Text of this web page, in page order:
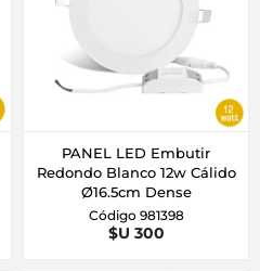
PANEL LED Embutir
Redondo Blanco 12w Cálido
Ø16.5cm Dense
Código 981398
$U 300